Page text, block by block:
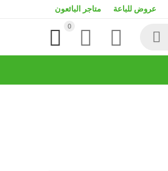
عروض للباعة متاجر البائعون
0
   